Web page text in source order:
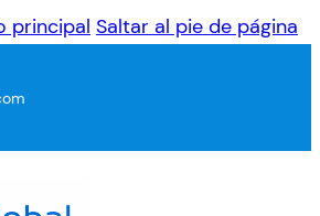
principal Saltar al pie de página